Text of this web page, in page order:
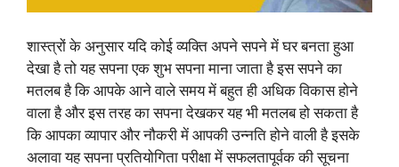
शास्त्रों के अनुसार यदि कोई व्यक्ति अपने सपने में घर बनता हुआ
देखा है तो यह सपना एक शुभ सपना माना जाता है इस सपने का
मतलब है कि आपके आने वाले समय में बहुत ही अधिक विकास होने
वाला है और इस तरह का सपना देखकर यह भी मतलब हो सकता है
कि आपका व्यापार और नौकरी में आपकी उन्नति होने वाली है इसके
अलावा यह सपना प्रतियोगिता परीक्षा में सफलतापूर्वक की सूचना